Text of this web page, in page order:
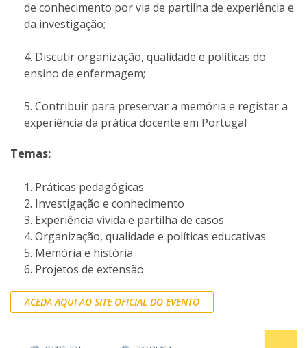
de conhecimento por via de partilha de experiência e
da investigação;
Discutir organização, qualidade e políticas do
ensino de enfermagem;
Contribuir para preservar a memória e registar a
experiência da prática docente em Portugal
Temas:
Práticas pedagógicas
Investigação e conhecimento
Experiência vivida e partilha de casos
Organização, qualidade e políticas educativas
Memória e história
Projetos de extensão
ACEDA AQUI AO SITE OFICIAL DO EVENTO